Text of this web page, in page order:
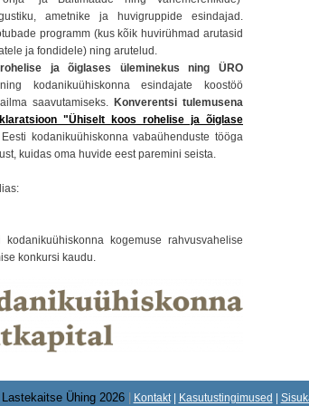
ametnike ja huvigruppide esindajad.
programm (kus kõik huvirühmad arutasid
ja fondidele) ning arutelud.
ja õiglases üleminekus ning ÜRO
kodanikuühiskonna esindajate koostöö
saavutamiseks. Konverentsi tulemusena
"Ühiselt koos rohelise ja õiglase
kodanikuühiskonna vabaühenduste tööga
kuidas oma huvide eest paremini seista.
kogemuse rahvusvahelise
konkursi kaudu.
Ühing 2026| Kontakt| Kasutustingimused |